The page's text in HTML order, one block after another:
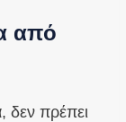
από
δεν πρέπει